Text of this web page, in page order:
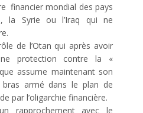
financier mondial des pays
la Syrie ou l’Iraq qui ne
de l’Otan qui après avoir
protection contre la «
assume maintenant son
armé dans le plan de
par l’oligarchie financière.
rapprochement avec le